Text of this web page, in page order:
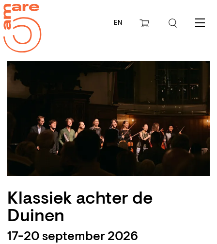
EN Menu
Klassiek achter de
Duinen
17-20 september 2026